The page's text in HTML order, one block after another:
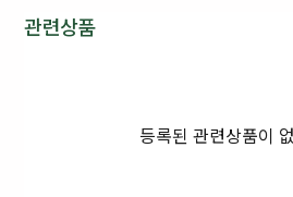
관련상품
등록된 관련상품이